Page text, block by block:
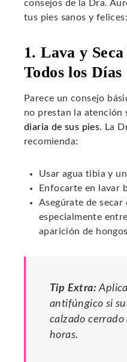
consejos de la Dra.
tus pies sanos y felices:
1. Lava y
Todos los Días
Parece un consejo
no prestan la atención
diaria de sus pies. La
recomienda:
Usar agua tibia y
Enfocarte en lavar
Asegúrate de secar
especialmente
aparición de
Tip Extra:
antifúngico si
calzado
horas.